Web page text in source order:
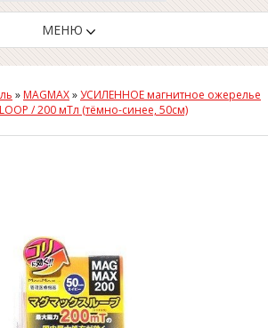
МЕНЮ
» MAGMAX»УСИЛЕННОЕ магнитное ожерелье
/ 200 мТл (тёмно-синее, 50cм)